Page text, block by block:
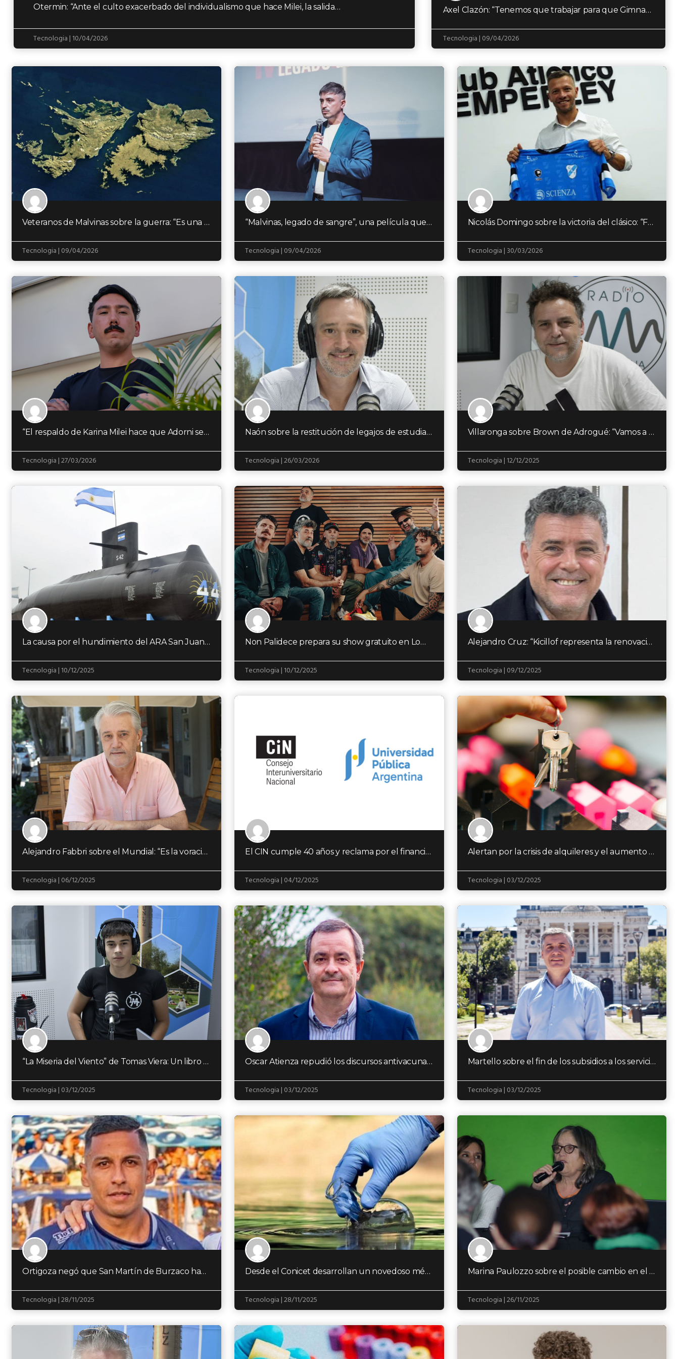
Otermin: “Ante el culto exacerbado del individualismo que hace Milei, la salida…
Tecnologia | 10/04/2026
Axel Clazón: “Tenemos que trabajar para que Gimnasia cometa errores y poder aprovecharlo”
Tecnologia | 09/04/2026
Veteranos de Malvinas sobre la guerra: “Es una mochila que llevamos y que no se…
Tecnologia | 09/04/2026
“Malvinas, legado de sangre”, una película que recorre el conflicto con otra mirada
Tecnologia | 09/04/2026
Nicolás Domingo sobre la victoria del clásico: “Fue la tarde soñada”
Tecnologia | 30/03/2026
“El respaldo de Karina Milei hace que Adorni se mantenga firme en su cargo”
Tecnologia | 27/03/2026
Naón sobre la restitución de legajos de estudiantes desaparecidos: “Es un hecho político”
Tecnologia | 26/03/2026
Villaronga sobre Brown de Adrogué: “Vamos a trabajar codo a codo para que el club…
Tecnologia | 12/12/2025
La causa por el hundimiento del ARA San Juan irá a juicio en Santa Cruz
Tecnologia | 10/12/2025
Non Palidece prepara su show gratuito en Lomas de Zamora
Tecnologia | 10/12/2025
Alejandro Cruz: “Kicillof representa la renovación en la política y el peronismo”
Tecnologia | 09/12/2025
Alejandro Fabbri sobre el Mundial: “Es la voracidad de la FIFA por seguir juntando plata”
Tecnologia | 06/12/2025
El CIN cumple 40 años y reclama por el financiamiento de la educación pública
Tecnologia | 04/12/2025
Alertan por la crisis de alquileres y el aumento de consultas por casos de desalojo
Tecnologia | 03/12/2025
“La Miseria del Viento” de Tomas Viera: Un libro dedicado a “la banda más grande…
Tecnologia | 03/12/2025
Oscar Atienza repudió los discursos antivacunas en el Congreso
Tecnologia | 03/12/2025
Martello sobre el fin de los subsidios a los servicios públicos: “Estamos en el peor…
Tecnologia | 03/12/2025
Ortigoza negó que San Martín de Burzaco haya ido para atrás y le respondió a…
Tecnologia | 28/11/2025
Desde el Conicet desarrollan un novedoso método para eliminar arsénico y nitrato del agua
Tecnologia | 28/11/2025
Marina Paulozzo sobre el posible cambio en el sistema educativo: “Implica un corrimiento del Estado…
Tecnologia | 26/11/2025